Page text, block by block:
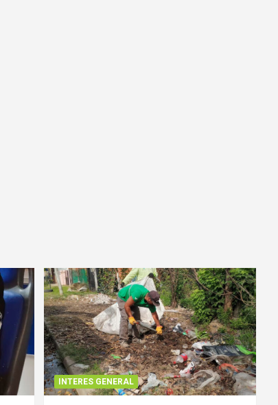
INTERES GENERAL